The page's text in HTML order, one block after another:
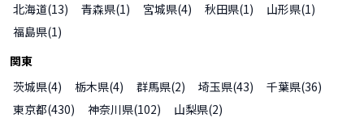
北海道(13) 青森県(1) 宮城県(4) 秋田県(1) 山形県(1)
福島県(1)
関東
茨城県(4) 栃木県(4) 群馬県(2) 埼玉県(43) 千葉県(36)
東京都(430) 神奈川県(102) 山梨県(2)